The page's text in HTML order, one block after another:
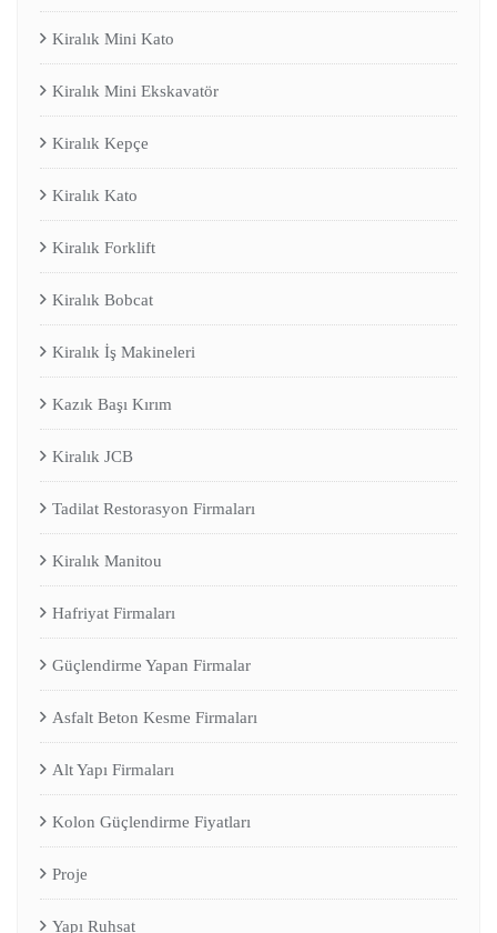
Kiralık Mini Kato
Kiralık Mini Ekskavatör
Kiralık Kepçe
Kiralık Kato
Kiralık Forklift
Kiralık Bobcat
Kiralık İş Makineleri
Kazık Başı Kırım
Kiralık JCB
Tadilat Restorasyon Firmaları
Kiralık Manitou
Hafriyat Firmaları
Güçlendirme Yapan Firmalar
Asfalt Beton Kesme Firmaları
Alt Yapı Firmaları
Kolon Güçlendirme Fiyatları
Proje
Yapı Ruhsat